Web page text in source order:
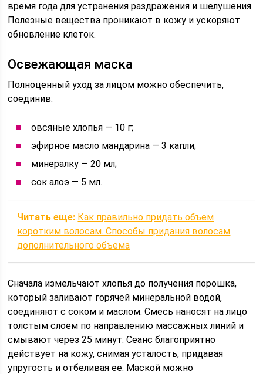
время года для устранения раздражения и шелушения.
Полезные вещества проникают в кожу и ускоряют
обновление клеток.
Освежающая маска
Полноценный уход за лицом можно обеспечить,
соединив:
овсяные хлопья — 10 г;
эфирное масло мандарина — 3 капли;
минералку — 20 мл;
сок алоэ — 5 мл.
Читать еще: Как правильно придать объем
коротким волосам. Способы придания волосам
дополнительного объема
Сначала измельчают хлопья до получения порошка,
который заливают горячей минеральной водой,
соединяют с соком и маслом. Смесь наносят на лицо
толстым слоем по направлению массажных линий и
смывают через 25 минут. Сеанс благоприятно
действует на кожу, снимая усталость, придавая
упругость и отбеливая ее. Маской можно